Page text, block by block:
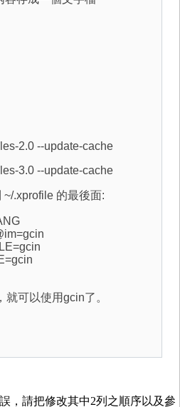
2.0 --update-cache
3.0 --update-cache
.xprofile 的最後面:
可以使用gcin了。
，請把修改其中2列之順序以及參